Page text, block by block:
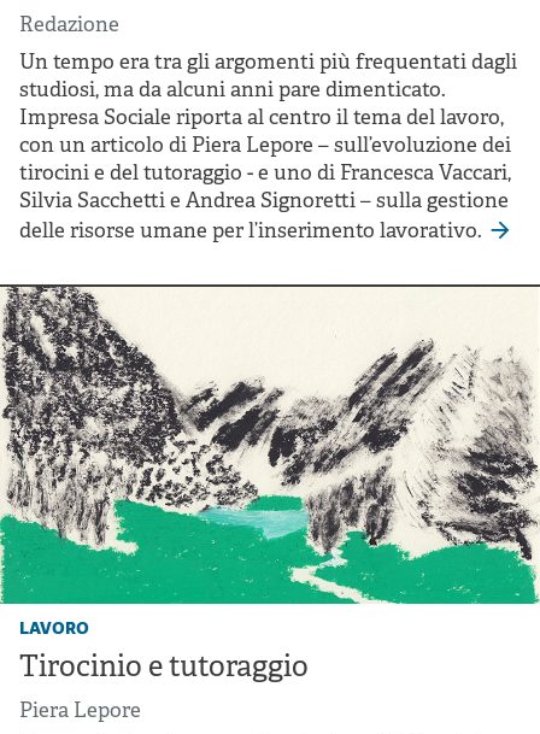
Redazione
Un tempo era tra gli argomenti più frequentati dagli
studiosi, ma da alcuni anni pare dimenticato.
Impresa Sociale riporta al centro il tema del lavoro,
con un articolo di Piera Lepore – sull’evoluzione dei
tirocini e del tutoraggio - e uno di Francesca Vaccari,
Silvia Sacchetti e Andrea Signoretti – sulla gestione
delle risorse umane per l’inserimento lavorativo.
lavoro
Tirocinio e tutoraggio
Piera Lepore